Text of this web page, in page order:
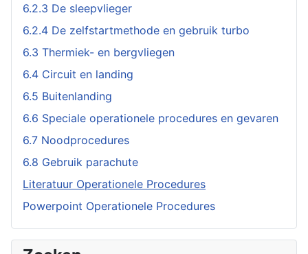
6.2.3 De sleepvlieger
6.2.4 De zelfstartmethode en gebruik turbo
6.3 Thermiek- en bergvliegen
6.4 Circuit en landing
6.5 Buitenlanding
6.6 Speciale operationele procedures en gevaren
6.7 Noodprocedures
6.8 Gebruik parachute
Literatuur Operationele Procedures
Powerpoint Operationele Procedures